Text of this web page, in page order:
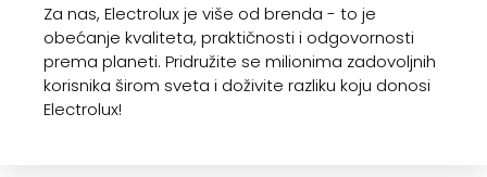
Za nas, Electrolux je više od brenda - to je
obećanje kvaliteta, praktičnosti i odgovornosti
prema planeti. Pridružite se milionima zadovoljnih
korisnika širom sveta i doživite razliku koju donosi
Electrolux!